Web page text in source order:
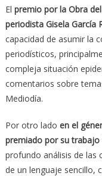
El premio por la Obra
periodista Gisela García
capacidad de asumir la
periodísticos,
compleja situación
comentarios sobre
Mediodía.
Por otro lado en el
premiado por su trabajo
profundo análisis de las
de un lenguaje sencillo,